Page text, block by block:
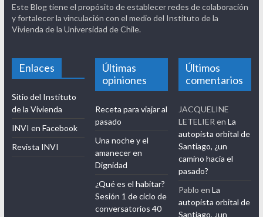
Este Blog tiene el propósito de establecer redes de colaboración
y fortalecer la vinculación con el medio del Instituto de la
Vivienda de la Universidad de Chile.
Enlaces
Sitio del Instituto
de la Vivienda
INVI en Facebook
Revista INVI
Últimas
opiniones
Receta para viajar al
pasado
Una noche y el
amanecer en
Dignidad
¿Qué es el habitar?
Sesión 1 de ciclo de
conversatorios 40
Últimos
comentarios
JACQUELINE
LETELIER enLa
autopista orbital de
Santiago, ¿un
camino hacia el
pasado?
Pablo enLa
autopista orbital de
Santiago, ¿un